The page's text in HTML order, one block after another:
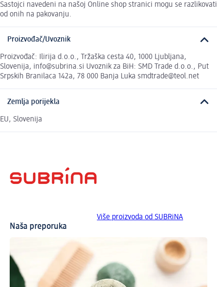
Sastojci navedeni na našoj Online shop stranici mogu se razlikovati
od onih na pakovanju.
Proizvođač/Uvoznik
Proizvođač: Ilirija d.o.o., Tržaška cesta 40, 1000 Ljubljana,
Slovenija, info@subrina.si Uvoznik za BiH: SMD Trade d.o.o., Put
Srpskih Branilaca 142a, 78 000 Banja Luka smdtrade@teol.net
Zemlja porijekla
EU, Slovenija
Više proizvoda od SUBRiNA
Naša preporuka